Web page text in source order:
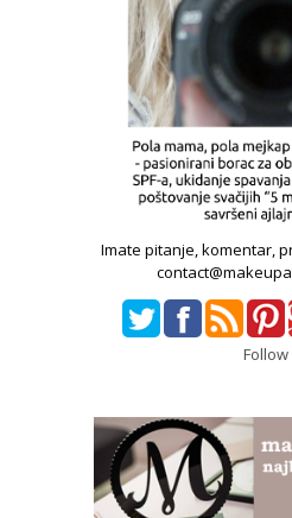
Imate pitanje, komentar,
Follow